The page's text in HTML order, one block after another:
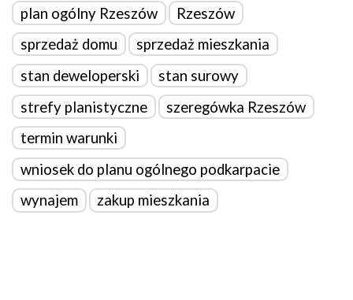
plan ogólny Rzeszów
Rzeszów
sprzedaż domu
sprzedaż mieszkania
stan deweloperski
stan surowy
strefy planistyczne
szeregówka Rzeszów
termin warunki
wniosek do planu ogólnego podkarpacie
wynajem
zakup mieszkania